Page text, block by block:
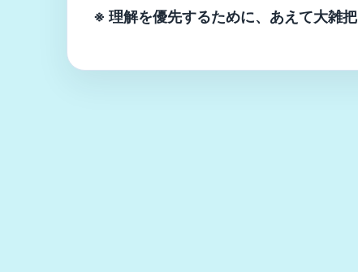
※ 理解を優先するために、あえて大雑